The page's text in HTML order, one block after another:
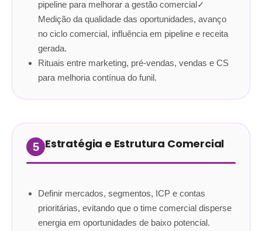
pipeline para melhorar a gestão comercial✓
Medição da qualidade das oportunidades, avanço
no ciclo comercial, influência em pipeline e receita
gerada.
Rituais entre marketing, pré-vendas, vendas e CS
para melhoria contínua do funil.
5 Estratégia e Estrutura Comercial
Definir mercados, segmentos, ICP e contas
prioritárias, evitando que o time comercial disperse
energia em oportunidades de baixo potencial.